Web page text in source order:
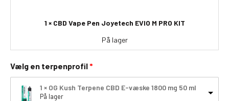
1 × CBD Vape Pen Joyetech EVIO M PRO KIT
På lager
Vælg en terpenprofil
1 × OG Kush Terpene CBD E-væske 1800 mg 50 ml
På lager